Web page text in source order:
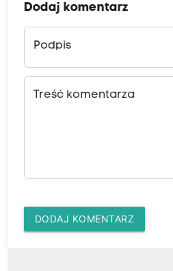
Dodaj komentarz
Podpis
Treść komentarza
DODAJ KOMENTARZ